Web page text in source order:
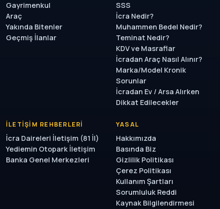
Gayrimenkul
Araç
Yakında Bitenler
Geçmiş İlanlar
SSS
İcra Nedir?
Muhammen Bedel Nedir?
Teminat Nedir?
KDV ve Masraflar
İcradan Araç Nasıl Alınır?
Marka/Model Kronik
Sorunlar
İcradan Ev / Arsa Alırken
Dikkat Edilecekler
İLETIŞIM REHBERLERI
İcra Daireleri İletişim (81 İl)
Yediemin Otopark İletişim
Banka Genel Merkezleri
YASAL
Hakkımızda
Basında Biz
Gizlilik Politikası
Çerez Politikası
Kullanım Şartları
Sorumluluk Reddi
Kaynak Bilgilendirmesi